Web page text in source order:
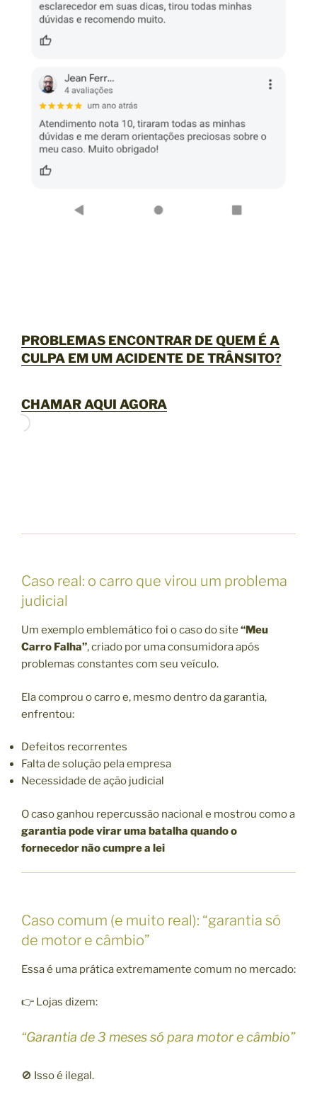
PROBLEMAS ENCONTRAR DE QUEM É A
CULPA EM UM ACIDENTE DE TRÂNSITO?
CHAMAR AQUI AGORA
Caso real: o carro que virou um problema
judicial
Um exemplo emblemático foi o caso do site “Meu
Carro Falha”, criado por uma consumidora após
problemas constantes com seu veículo.
Ela comprou o carro e, mesmo dentro da garantia,
enfrentou:
Defeitos recorrentes
Falta de solução pela empresa
Necessidade de ação judicial
O caso ganhou repercussão nacional e mostrou como a
garantia pode virar uma batalha quando o
fornecedor não cumpre a lei
Caso comum (e muito real): “garantia só
de motor e câmbio”
Essa é uma prática extremamente comum no mercado:
👉 Lojas dizem:
“Garantia de 3 meses só para motor e câmbio”
🚫 Isso é ilegal.